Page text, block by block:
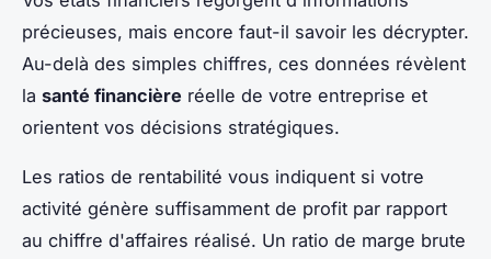
précieuses, mais encore faut-il savoir les décrypter.
Au-delà des simples chiffres, ces données révèlent
la santé financière réelle de votre entreprise et
orientent vos décisions stratégiques.
Les ratios de rentabilité vous indiquent si votre
activité génère suffisamment de profit par rapport
au chiffre d'affaires réalisé. Un ratio de marge brute